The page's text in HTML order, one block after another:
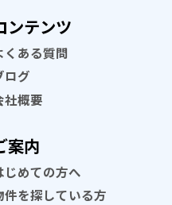
ンテンツ
くある質問
ログ
社概要
案内
じめての方へ
件を探している方